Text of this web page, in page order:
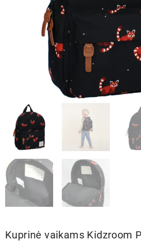
Kuprinė vaikams Kidzroom